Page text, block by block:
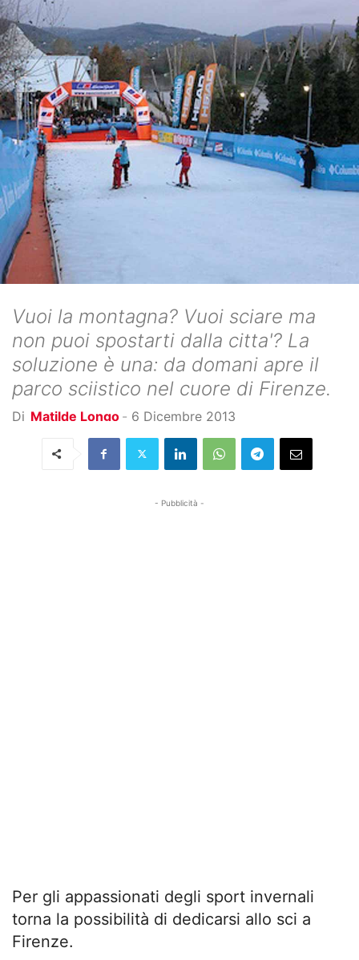
Vuoi la montagna? Vuoi sciare ma
non puoi spostarti dalla citta'? La
soluzione è una: da domani apre il
parco sciistico nel cuore di Firenze.
Di Matilde Longo - 6 Dicembre 2013
- Pubblicità -
Per gli appassionati degli sport invernali
torna la possibilità di dedicarsi allo sci a
Firenze.